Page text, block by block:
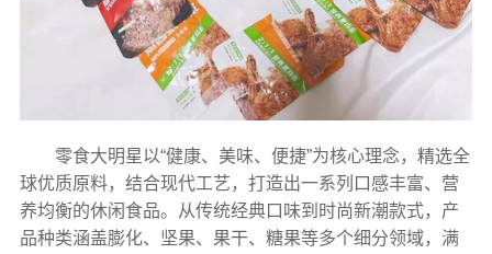
零食大明星以“健康、美味、便捷”为核心理念，精选全
球优质原料，结合现代工艺，打造出一系列口感丰富、营
养均衡的休闲食品。从传统经典口味到时尚新潮款式，产
品种类涵盖膨化、坚果、果干、糖果等多个细分领域，满